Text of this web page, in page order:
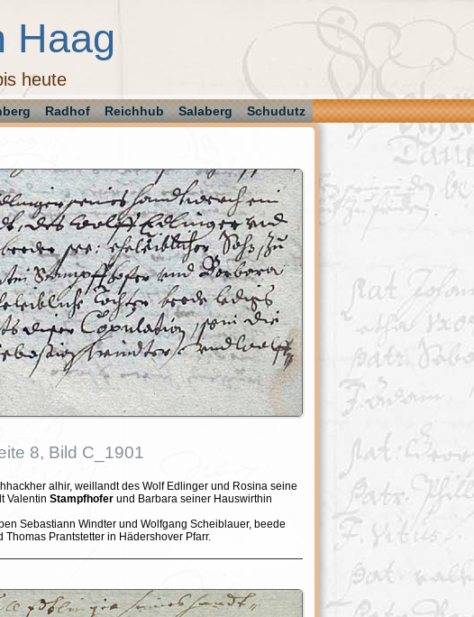
Haag
heute
Radhof Reichhub Salaberg Schudutz
8, Bild C_1901
alhir, weillandt des Wolf Edlinger und Rosina seine
Valentin Stampfhofer und Barbara seiner Hauswirthin
Sebastiann Windter und Wolfgang Scheiblauer, beede
Prantstetter in Hädershover Pfarr.